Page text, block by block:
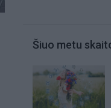
Šiuo metu